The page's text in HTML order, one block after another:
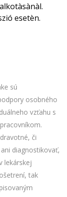
esetèn.
sú
osobného
vzťahu s
či
diagnostikovať,
lekárskej
tak